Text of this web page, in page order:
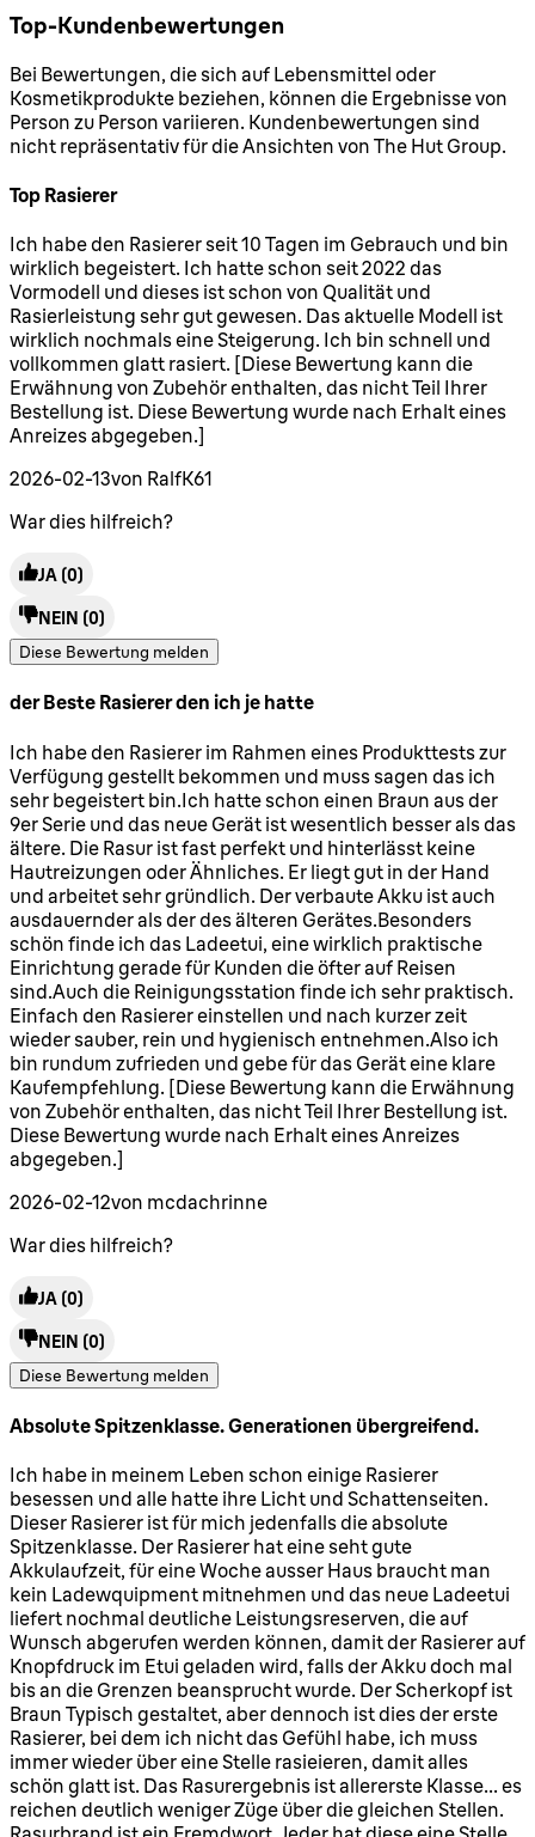
Top-Kundenbewertungen
Bei Bewertungen, die sich auf Lebensmittel oder
Kosmetikprodukte beziehen, können die Ergebnisse von
Person zu Person variieren. Kundenbewertungen sind
nicht repräsentativ für die Ansichten von The Hut Group.
Top Rasierer
5 Sterne von maximal 5
Ich habe den Rasierer seit 10 Tagen im Gebrauch und bin
wirklich begeistert. Ich hatte schon seit 2022 das
Vormodell und dieses ist schon von Qualität und
Rasierleistung sehr gut gewesen. Das aktuelle Modell ist
wirklich nochmals eine Steigerung. Ich bin schnell und
vollkommen glatt rasiert. [Diese Bewertung kann die
Erwähnung von Zubehör enthalten, das nicht Teil Ihrer
Bestellung ist. Diese Bewertung wurde nach Erhalt eines
Anreizes abgegeben.]
2026-02-13von RalfK61
War dies hilfreich?
JA (0)
NEIN (0)
Diese Bewertung melden
der Beste Rasierer den ich je hatte
5 Sterne von maximal 5
Ich habe den Rasierer im Rahmen eines Produkttests zur
Verfügung gestellt bekommen und muss sagen das ich
sehr begeistert bin.Ich hatte schon einen Braun aus der
9er Serie und das neue Gerät ist wesentlich besser als das
ältere. Die Rasur ist fast perfekt und hinterlässt keine
Hautreizungen oder Ähnliches. Er liegt gut in der Hand
und arbeitet sehr gründlich. Der verbaute Akku ist auch
ausdauernder als der des älteren Gerätes.Besonders
schön finde ich das Ladeetui, eine wirklich praktische
Einrichtung gerade für Kunden die öfter auf Reisen
sind.Auch die Reinigungsstation finde ich sehr praktisch.
Einfach den Rasierer einstellen und nach kurzer zeit
wieder sauber, rein und hygienisch entnehmen.Also ich
bin rundum zufrieden und gebe für das Gerät eine klare
Kaufempfehlung. [Diese Bewertung kann die Erwähnung
von Zubehör enthalten, das nicht Teil Ihrer Bestellung ist.
Diese Bewertung wurde nach Erhalt eines Anreizes
abgegeben.]
2026-02-12von mcdachrinne
War dies hilfreich?
JA (0)
NEIN (0)
Diese Bewertung melden
Absolute Spitzenklasse. Generationen übergreifend.
5 Sterne von maximal 5
Ich habe in meinem Leben schon einige Rasierer
besessen und alle hatte ihre Licht und Schattenseiten.
Dieser Rasierer ist für mich jedenfalls die absolute
Spitzenklasse. Der Rasierer hat eine seht gute
Akkulaufzeit, für eine Woche ausser Haus braucht man
kein Ladewquipment mitnehmen und das neue Ladeetui
liefert nochmal deutliche Leistungsreserven, die auf
Wunsch abgerufen werden können, damit der Rasierer auf
Knopfdruck im Etui geladen wird, falls der Akku doch mal
bis an die Grenzen beansprucht wurde. Der Scherkopf ist
Braun Typisch gestaltet, aber dennoch ist dies der erste
Rasierer, bei dem ich nicht das Gefühl habe, ich muss
immer wieder über eine Stelle rasieieren, damit alles
schön glatt ist. Das Rasurergebnis ist allererste Klasse... es
reichen deutlich weniger Züge über die gleichen Stellen.